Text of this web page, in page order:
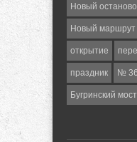
Новый
Новый маршрут
открытие
праздник № 36
Бугринский мост